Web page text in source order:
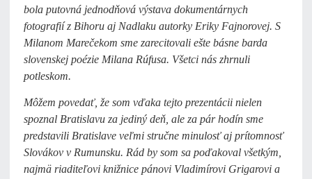
bola putovná jednodňová výstava dokumentárnych
fotografií z Bihoru aj Nadlaku autorky Eriky Fajnorovej. S
Milanom Marečekom sme zarecitovali ešte básne barda
slovenskej poézie Milana Rúfusa. Všetci nás zhrnuli
potleskom.
Môžem povedať, že som vďaka tejto prezentácii nielen
spoznal Bratislavu za jediný deň, ale za pár hodín sme
predstavili Bratislave veľmi stručne minulosť aj prítomnosť
Slovákov v Rumunsku. Rád by som sa poďakoval všetkým,
najmä riaditeľovi knižnice pánovi Vladimírovi Grigarovi a